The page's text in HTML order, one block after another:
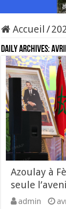
Accueil /
Daily Archives:
Azoulay à
seule
admin